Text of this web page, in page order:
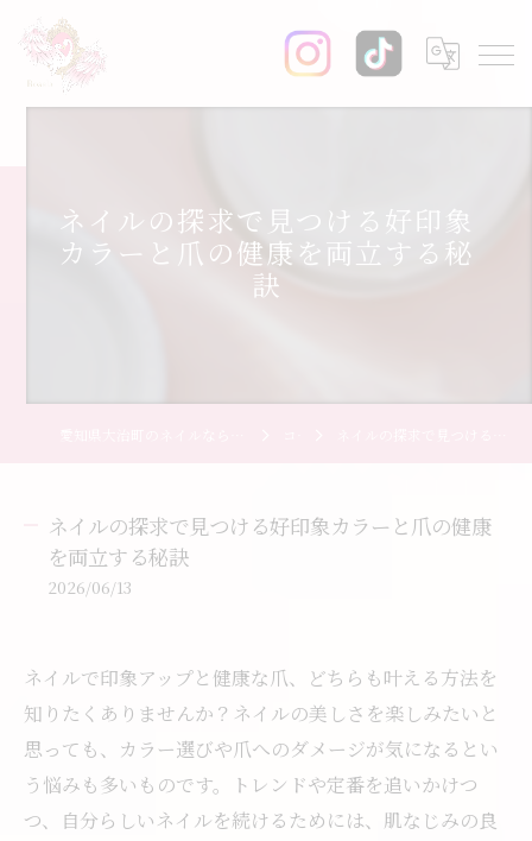
ネイルの探求で見つける好印象
カラーと爪の健康を両立する秘
訣
ネイルの探求で見つける好印象カラーと爪の健康
を両立する秘訣
2026/06/13
ネイルで印象アップと健康な爪、どちらも叶える方法を
知りたくありませんか？ネイルの美しさを楽しみたいと
思っても、カラー選びや爪へのダメージが気になるとい
う悩みも多いものです。トレンドや定番を追いかけつ
つ、自分らしいネイルを続けるためには、肌なじみの良